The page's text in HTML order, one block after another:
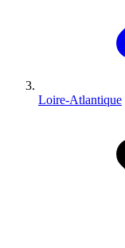
Loire-Atlantique